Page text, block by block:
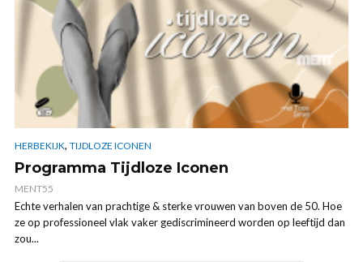
HERBEKIJK, TIJDLOZE ICONEN
Programma Tijdloze Iconen
MENT55
Echte verhalen van prachtige & sterke vrouwen van boven de 50. Hoe
ze op professioneel vlak vaker gediscrimineerd worden op leeftijd dan
zou...